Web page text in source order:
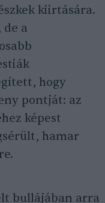
kiirtására.
a
hogy
pontját: az
képest
hamar
bullájában arra